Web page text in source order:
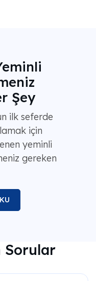
Şey
ilk seferde
için
yeminli
gereken
Sorular